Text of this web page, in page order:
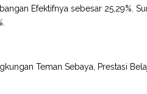
Efektifnya sebesar 25,29%.
Teman Sebaya, Prestasi